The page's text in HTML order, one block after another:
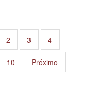
2 3 4
10 Próximo